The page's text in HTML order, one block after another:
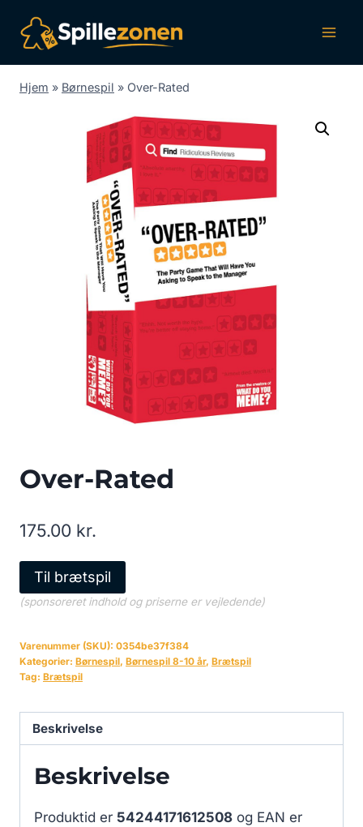
indhold
Hjem » Børnespil » Over-Rated
Over-Rated
175.00 kr.
Til brætspil
(sponsoreret indhold og priserne er vejledende)
Varenummer (SKU): 0354be37f384
Kategorier: Børnespil, Børnespil 8-10 år, Brætspil
Tag: Brætspil
Beskrivelse
Beskrivelse
Produktid er 54244171612508 og EAN er